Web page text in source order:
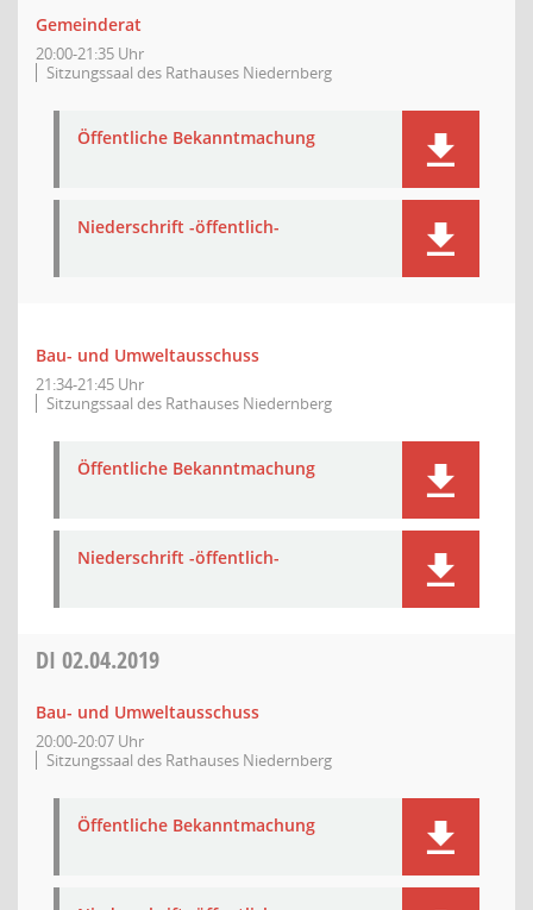
Gemeinderat
20:00-21:35 Uhr
Sitzungssaal des Rathauses Niedernberg
Öffentliche Bekanntmachung
Niederschrift -öffentlich-
Bau- und Umweltausschuss
21:34-21:45 Uhr
Sitzungssaal des Rathauses Niedernberg
Öffentliche Bekanntmachung
Niederschrift -öffentlich-
DI 02.04.2019
Bau- und Umweltausschuss
20:00-20:07 Uhr
Sitzungssaal des Rathauses Niedernberg
Öffentliche Bekanntmachung